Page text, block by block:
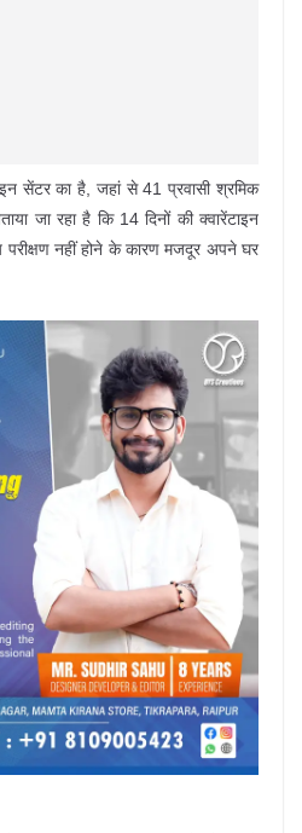
सेंटर का है, जहां से 41 प्रवासी श्रमिक
जा रहा है कि 14 दिनों की क्वारेंटाइन
परीक्षण नहीं होने के कारण मजदूर अपने घर